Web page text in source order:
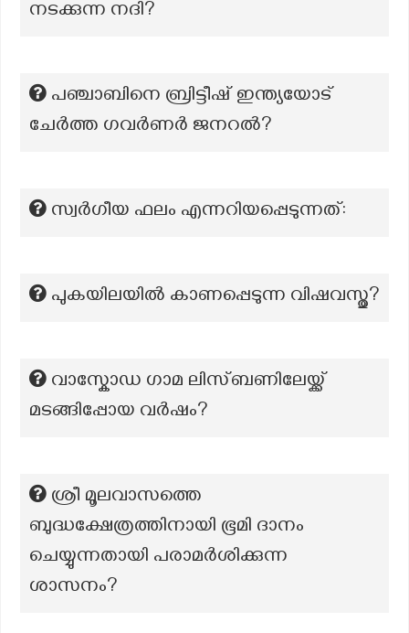
നടക്കുന്ന നദി?
പഞ്ചാബിനെ ബ്രിട്ടീഷ് ഇന്ത്യയോട്
ചേർത്ത ഗവർണർ ജനറൽ?
സ്വർഗീയ ഫലം എന്നറിയപ്പെടുന്നത്:
പുകയിലയില്‍ കാണപ്പെടുന്ന വിഷവസ്തു?
വാസ്കോഡ ഗാമ ലിസ്ബണിലേയ്ക്ക്
മടങ്ങിപ്പോയ വർഷം?
ശ്രീ മൂലവാസത്തെ
ബുദ്ധക്ഷേത്രത്തിനായി ഭൂമി ദാനം
ചെയ്യുന്നതായി പരാമർശിക്കുന്ന
ശാസനം?